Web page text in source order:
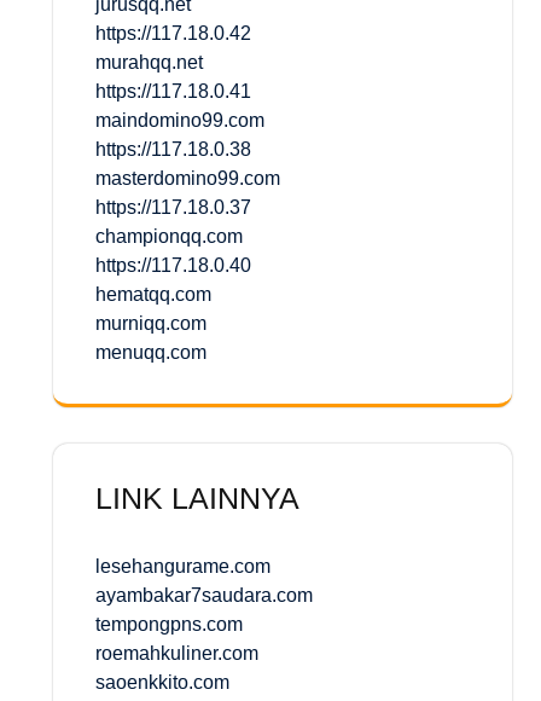
jurusqq.net
https://117.18.0.42
murahqq.net
https://117.18.0.41
maindomino99.com
https://117.18.0.38
masterdomino99.com
https://117.18.0.37
championqq.com
https://117.18.0.40
hematqq.com
murniqq.com
menuqq.com
LINK LAINNYA
lesehangurame.com
ayambakar7saudara.com
tempongpns.com
roemahkuliner.com
saoenkkito.com